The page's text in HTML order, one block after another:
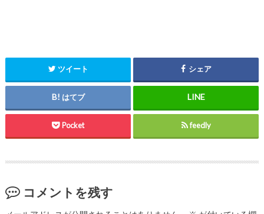
ツイート シェア
はてブ
Pocket feedly
コメントを残す